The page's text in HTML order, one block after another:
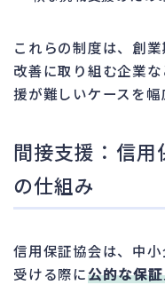
これらの制度は、創
改善に取り組む企業
援が難しいケースを幅
間接支援：信
の仕組み
信用保証協会は、中
受ける際に公的な保